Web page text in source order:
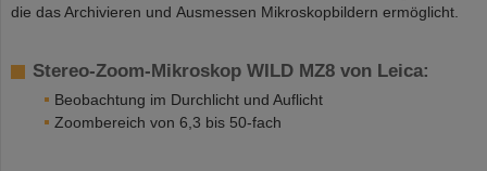
die das Archivieren und Ausmessen Mikroskopbildern ermöglicht.
Stereo-Zoom-Mikroskop WILD MZ8 von Leica:
Beobachtung im Durchlicht und Auflicht
Zoombereich von 6,3 bis 50-fach